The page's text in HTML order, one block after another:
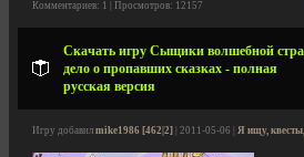
Комментариев: 1 | Просмотров: 12157
Скачать игру Сыщики волшебной
дело о пропавших сказках - полная
русская версия
Игру добавил mike1986 [462|2] | 2011-05-06 | Я ищу,